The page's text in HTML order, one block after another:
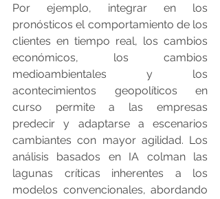
Por ejemplo, integrar en los
pronósticos el comportamiento de los
clientes en tiempo real, los cambios
económicos, los cambios
medioambientales y los
acontecimientos geopolíticos en
curso permite a las empresas
predecir y adaptarse a escenarios
cambiantes con mayor agilidad. Los
análisis basados en IA colman las
lagunas críticas inherentes a los
modelos convencionales, abordando